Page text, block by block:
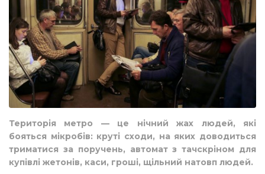
Територія метро — це нічний жах людей, які
бояться мікробів: круті сходи, на яких доводиться
триматися за поручень, автомат з тачскріном для
купівлі жетонів, каси, гроші, щільний натовп людей.